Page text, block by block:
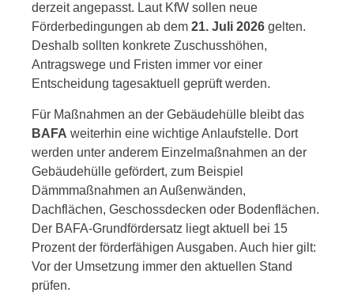
derzeit angepasst. Laut KfW sollen neue
Förderbedingungen ab dem 21. Juli 2026 gelten.
Deshalb sollten konkrete Zuschusshöhen,
Antragswege und Fristen immer vor einer
Entscheidung tagesaktuell geprüft werden.
Für Maßnahmen an der Gebäudehülle bleibt das
BAFA weiterhin eine wichtige Anlaufstelle. Dort
werden unter anderem Einzelmaßnahmen an der
Gebäudehülle gefördert, zum Beispiel
Dämmmaßnahmen an Außenwänden,
Dachflächen, Geschossdecken oder Bodenflächen.
Der BAFA-Grundfördersatz liegt aktuell bei 15
Prozent der förderfähigen Ausgaben. Auch hier gilt:
Vor der Umsetzung immer den aktuellen Stand
prüfen.